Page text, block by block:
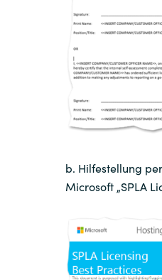
b. Hilfestellung
Microsoft „SPLA